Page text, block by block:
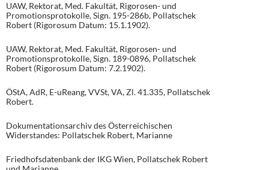
UAW, Rektorat, Med. Fakultät, Rigorosen- und
Promotionsprotokolle, Sign. 195-286b, Pollatschek
Robert (Rigorosum Datum: 15.1.1902).
UAW, Rektorat, Med. Fakultät, Rigorosen- und
Promotionsprotokolle, Sign. 189-0896, Pollatschek
Robert (Rigorosum Datum: 7.2.1902).
ÖStA, AdR, E-uReang, VVSt, VA, Zl. 41.335, Pollatschek
Robert.
Dokumentationsarchiv des Österreichischen
Widerstandes: Pollatschek Robert, Marianne
Friedhofsdatenbank der IKG Wien, Pollatschek Robert